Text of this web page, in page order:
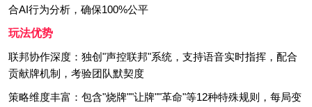
合AI行为分析，确保100%公平
玩法优势
联邦协作深度：独创"声控联邦"系统，支持语音实时指挥，配合
贡献牌机制，考验团队默契度
策略维度丰富：包含"烧牌""让牌""革命"等12种特殊规则，每局变